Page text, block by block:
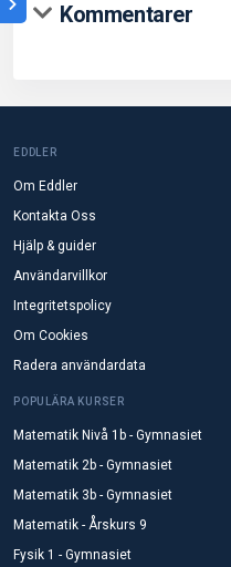
Kommentarer
EDDLER
Om Eddler
Kontakta Oss
Hjälp & guider
Användarvillkor
Integritetspolicy
Om Cookies
Radera användardata
POPULÄRA KURSER
Matematik Nivå 1b - Gymnasiet
Matematik 2b - Gymnasiet
Matematik 3b - Gymnasiet
Matematik - Årskurs 9
Fysik 1 - Gymnasiet